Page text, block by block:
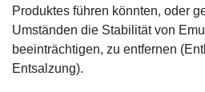
Produktes führen könnten, oder
Umständen die Stabilität von
beeinträchtigen, zu entfernen
Entsalzung).